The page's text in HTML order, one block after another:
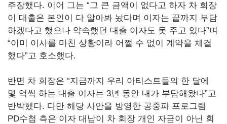
주장했다. 이어 그는 “그 큰 금액이 없다고 하자 차 회장
이 대출은 본인이 다 알아봐 놨다며 이자는 끝까지 부담
하겠다고 했으나 약속했던 대출 이자도 못 주고 있다”며
“이미 이사를 마친 상황이라 어쩔 수 없이 계약을 체결
했다”고 호소했다.
반면 차 회장은 “지금까지 우리 아티스트들의 한 달에
몇 억씩 하는 대출 이자는 3년 동안 내가 부담해왔다”고
반박했다. 다만 해당 사안을 방영한 공중파 프로그램
PD수첩 측은 이자 대납이 차 회장 개인 자금이 아닌 회